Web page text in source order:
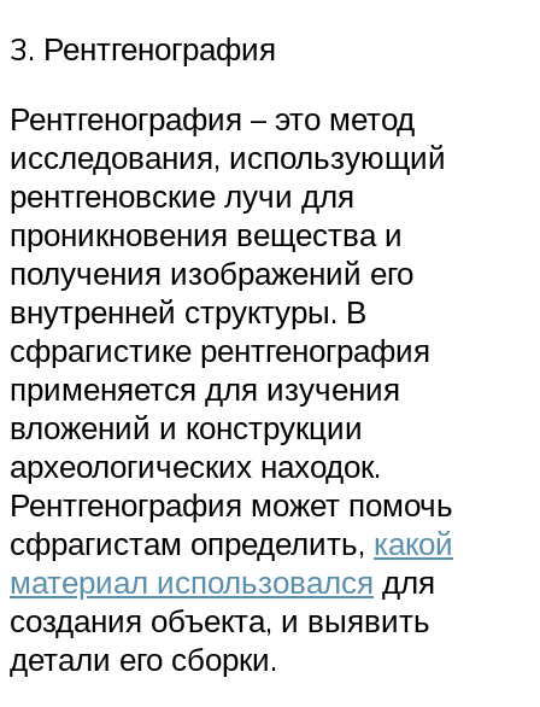
3. Рентгенография
Рентгенография – это метод
исследования, использующий
рентгеновские лучи для
проникновения вещества и
получения изображений его
внутренней структуры. В
сфрагистике рентгенография
применяется для изучения
вложений и конструкции
археологических находок.
Рентгенография может помочь
сфрагистам определить, какой
материал использовался для
создания объекта, и выявить
детали его сборки.